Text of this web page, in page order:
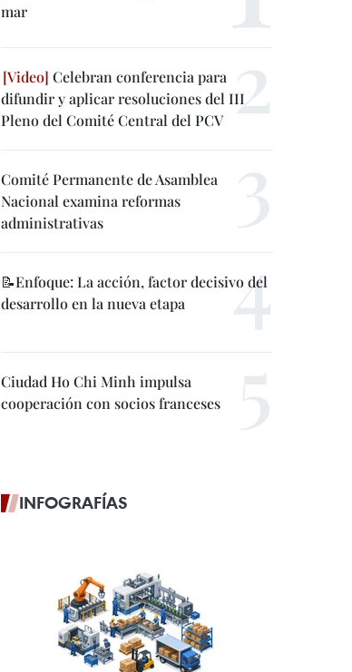
mar
Celebran conferencia para
difundir y aplicar resoluciones del III
Pleno del Comité Central del PCV
Comité Permanente de Asamblea
Nacional examina reformas
administrativas
📝Enfoque: La acción, factor decisivo del
desarrollo en la nueva etapa
Ciudad Ho Chi Minh impulsa
cooperación con socios franceses
INFOGRAFÍAS